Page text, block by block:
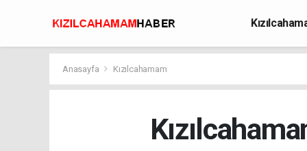
Anasayfa Kızılcahamam